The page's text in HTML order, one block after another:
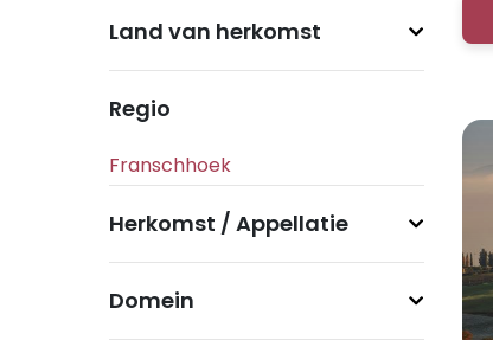
Land van herkomst
Regio
Herkomst / Appellatie
Domein